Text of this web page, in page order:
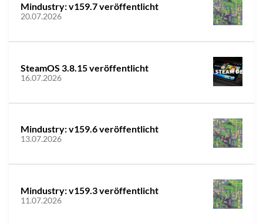
Mindustry: v159.7 veröffentlicht
20.07.2026
SteamOS 3.8.15 veröffentlicht
16.07.2026
Mindustry: v159.6 veröffentlicht
13.07.2026
Mindustry: v159.3 veröffentlicht
11.07.2026